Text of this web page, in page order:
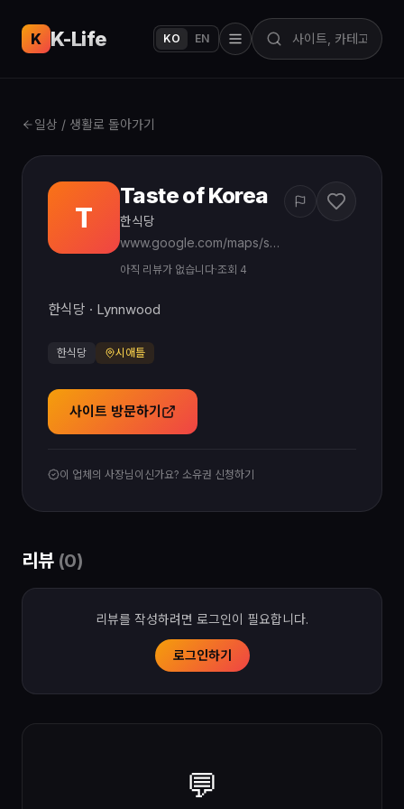
K K-Life KO EN
일상 / 생활로 돌아가기
T
Taste of Korea
한식당
www.google.com/maps/search/?api=1&query=Taste%20of%20Korea%20Lynnwood%20WA
아직 리뷰가 없습니다·조회 4
한식당 · Lynnwood
한식당 시애틀
사이트 방문하기
이 업체의 사장님이신가요? 소유권 신청하기
리뷰 (0)
리뷰를 작성하려면 로그인이 필요합니다.
로그인하기
💬